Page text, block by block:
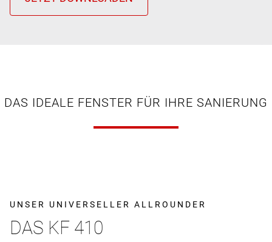
DAS IDEALE FENSTER FÜR IHRE SANIERUNG
UNSER UNIVERSELLER ALLROUNDER
DAS KF 410